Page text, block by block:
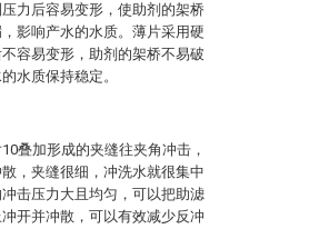
力后容易变形，使助剂的架桥
影响产水的水质。薄片采用硬
容易变形，助剂的架桥不易破
水质保持稳定。
叠加形成的夹缝往夹角冲击，
，夹缝很细，冲洗水就很集中
击压力大且均匀，可以把助滤
开并冲散，可以有效减少反冲